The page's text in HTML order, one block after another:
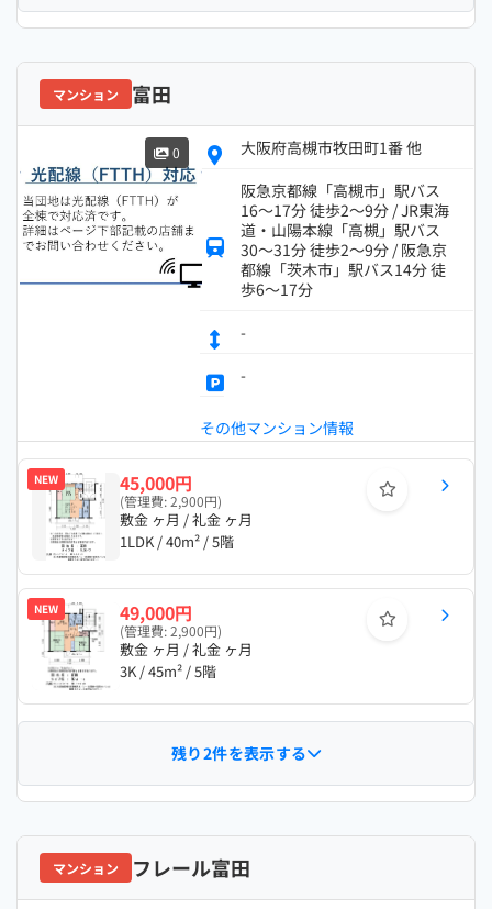
マンション 富田
0
大阪府高槻市牧田町1番 他
阪急京都線「高槻市」駅バス
16～17分 徒歩2～9分 / JR東海
道・山陽本線「高槻」駅バス
30～31分 徒歩2～9分 / 阪急京
都線「茨木市」駅バス14分 徒
歩6～17分
-
-
その他マンション情報
NEW 45,000円
(管理費: 2,900円)
敷金 ヶ月 / 礼金 ヶ月
1LDK / 40m² / 5階
NEW 49,000円
(管理費: 2,900円)
敷金 ヶ月 / 礼金 ヶ月
3K / 45m² / 5階
残り2件を表示する
マンション フレール富田